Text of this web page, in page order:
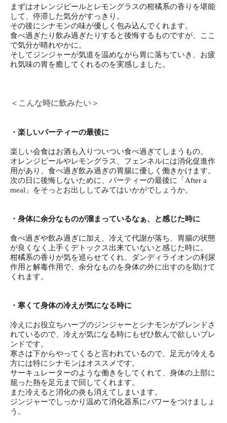
まずはオレンジピールとレモングラスの柑橘系の香りを堪能
して、停滞した気分がすっきり。
その後にシナモンの味が優しく包み込んでくれます。
食べ過ぎたり飲み過ぎたりすると後悔するものですが、ここ
で気分が晴れやかに。
そしてジンジャーが気道を温めながら胃に落ちていき、お疲
れ気味の胃を癒してくれるのを実感しました。
＜こんな時に飲みたい＞
・楽しいパーティーの最後に
楽しい会食はお酒も入りついつい食べ過ぎてしまうもの。
オレンジピールやレモングラス、フェンネルには消化促進作
用があり、食べ過ぎ飲み過ぎの胃腸に優しく働きかけます。
次の日に後悔しないために、パーティーの最後に「After a
meal」をそっとお出ししてみてはいかがでしょうか。
・身体に余分なものが溜まっているなぁ、と感じた時に
食べ過ぎや飲み過ぎに加え、冷えて代謝が落ち、胃腸の状態
が良くなく上手くデトックス出来ていないと感じた時に。
柑橘系の香りが気を巡らせてくれ、ダンディライオンの利尿
作用と解毒作用で、余分なものを身体の外に出すのを助けて
くれます。
・寒くて身体の冷えが気になる時に
冷えにお役立ちハーブのジンジャーとシナモンがブレンドさ
れているので、冷えが気になる時にもぜひ飲んで欲しいブレ
ンドです。
寒さは下からやってくると言われているので、足元が冷える
方には特にシナモンはオススメです。
サーキュレーターのような働きをしてくれて、身体の上部に
籠った熱を足元まで回してくれます。
また冷えると消化の炎も消えてしまいます。
ジンジャーでしっかり温めて消化器系にパワーをつけましょ
う。